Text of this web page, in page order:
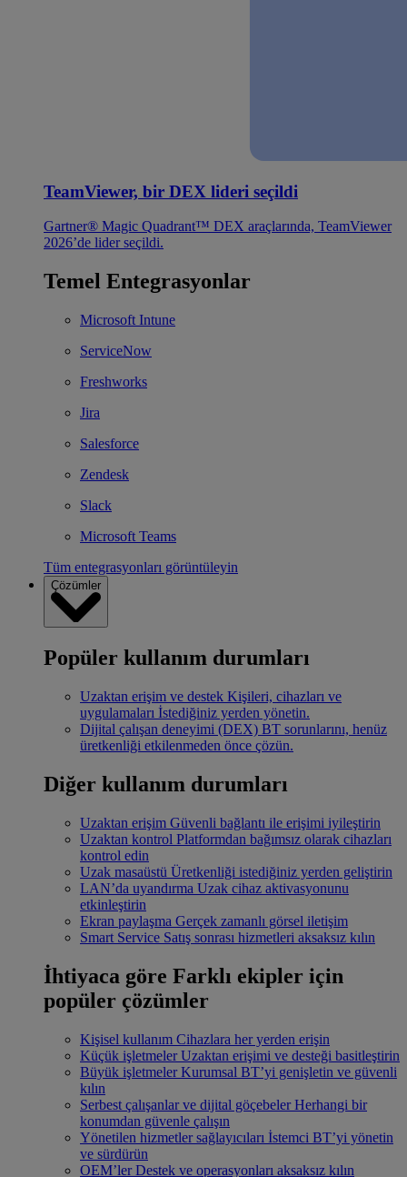
TeamViewer, bir DEX lideri seçildi
Gartner® Magic Quadrant™ DEX araçlarında, TeamViewer
2026’de lider seçildi.
Temel Entegrasyonlar
Microsoft Intune
ServiceNow
Freshworks
Jira
Salesforce
Zendesk
Slack
Microsoft Teams
Tüm entegrasyonları görüntüleyin
Çözümler
Popüler kullanım durumları
Uzaktan erişim ve destek Kişileri, cihazları ve
uygulamaları İstediğiniz yerden yönetin.
Dijital çalışan deneyimi (DEX) BT sorunlarını, henüz
üretkenliği etkilenmeden önce çözün.
Diğer kullanım durumları
Uzaktan erişim Güvenli bağlantı ile erişimi iyileştirin
Uzaktan kontrol Platformdan bağımsız olarak cihazları
kontrol edin
Uzak masaüstü Üretkenliği istediğiniz yerden geliştirin
LAN’da uyandırma Uzak cihaz aktivasyonunu
etkinleştirin
Ekran paylaşma Gerçek zamanlı görsel iletişim
Smart Service Satış sonrası hizmetleri aksaksız kılın
İhtiyaca göre Farklı ekipler için
popüler çözümler
Kişisel kullanım Cihazlara her yerden erişin
Küçük işletmeler Uzaktan erişimi ve desteği basitleştirin
Büyük işletmeler Kurumsal BT’yi genişletin ve güvenli
kılın
Serbest çalışanlar ve dijital göçebeler Herhangi bir
konumdan güvenle çalışın
Yönetilen hizmetler sağlayıcıları İstemci BT’yi yönetin
ve sürdürün
OEM’ler Destek ve operasyonları aksaksız kılın